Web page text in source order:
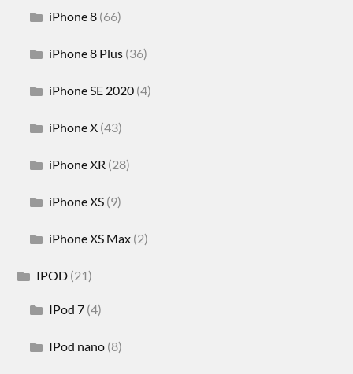
iPhone 8 (66)
iPhone 8 Plus (36)
iPhone SE 2020 (4)
iPhone X (43)
iPhone XR (28)
iPhone XS (9)
iPhone XS Max (2)
IPOD (21)
IPod 7 (4)
IPod nano (8)